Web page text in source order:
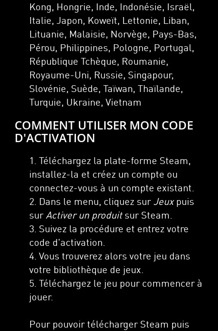
Kong, Hongrie, Inde, Indonésie, Israël,
Italie, Japon, Koweït, Lettonie, Liban,
Lituanie, Malaisie, Norvège, Pays-Bas,
Pérou, Philippines, Pologne, Portugal,
République Tchèque, Roumanie,
Royaume-Uni, Russie, Singapour,
Slovénie, Suède, Taïwan, Thaïlande,
Turquie, Ukraine, Vietnam
COMMENT UTILISER MON CODE
D'ACTIVATION
1. Téléchargez la plate-forme Steam,
installez-la et créez un compte ou
connectez-vous à un compte existant.
2. Dans le menu, cliquez sur Jeuxpuis
sur Activer un produitsur Steam.
3. Suivez la procédure et entrez votre
code d'activation.
4. Vous trouverez alors votre jeu dans
votre bibliothèque de jeux.
5. Téléchargez le jeu pour commencer à
jouer.
Pour pouvoir télécharger Steam puis